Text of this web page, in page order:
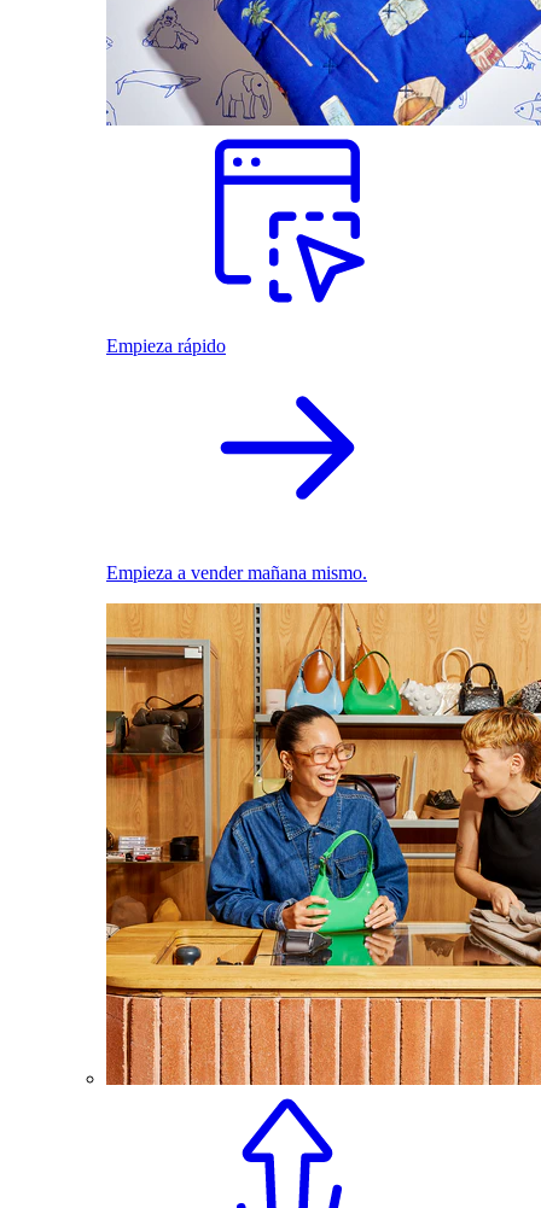
Empieza rápido
Empieza a vender mañana mismo.